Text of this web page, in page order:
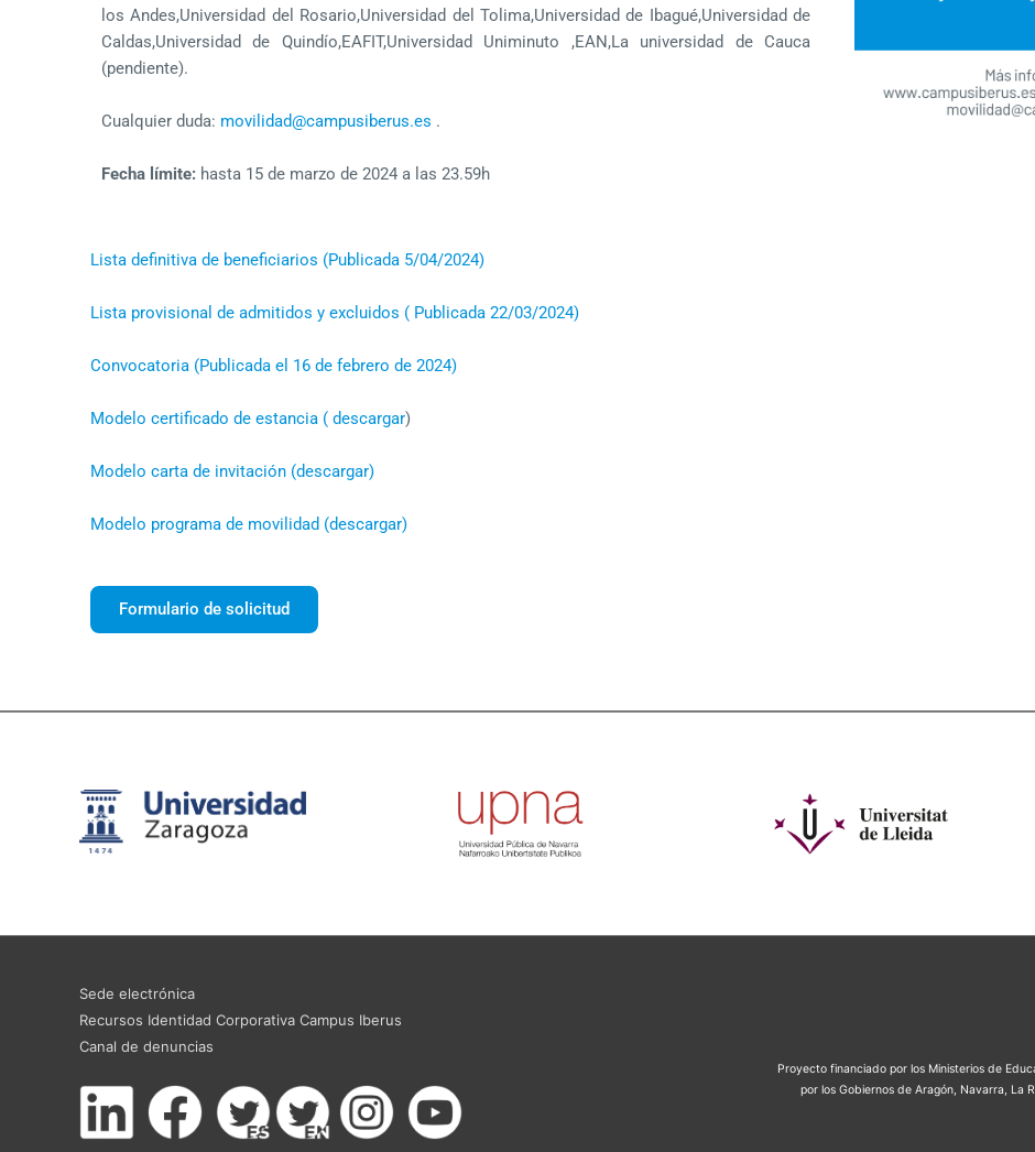
los Andes,Universidad del Rosario,Universidad del Tolima,Universidad de Ibagué,Universidad de
Caldas,Universidad de Quindío,EAFIT,Universidad Uniminuto ,EAN,La universidad de Cauca
(pendiente).
Cualquier duda: movilidad@campusiberus.es .
Fecha límite: hasta 15 de marzo de 2024 a las 23.59h
Lista definitiva de beneficiarios (Publicada 5/04/2024)
Lista provisional de admitidos y excluidos ( Publicada 22/03/2024)
Convocatoria (Publicada el 16 de febrero de 2024)
Modelo certificado de estancia ( descargar)
Modelo carta de invitación (descargar)
Modelo programa de movilidad (descargar)
Formulario de solicitud
Sede electrónica
Recursos Identidad Corporativa Campus Iberus
Canal de denuncias
Proyecto financiado por los Ministerios de
por los Gobiernos de Aragón, Navarra, La